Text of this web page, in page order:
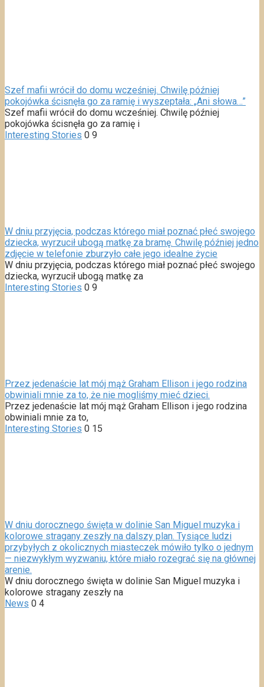
Szef mafii wrócił do domu wcześniej. Chwilę później
pokojówka ścisnęła go za ramię i wyszeptała: „Ani słowa…”
Szef mafii wrócił do domu wcześniej. Chwilę później
pokojówka ścisnęła go za ramię i
Interesting Stories 0 9
W dniu przyjęcia, podczas którego miał poznać płeć swojego
dziecka, wyrzucił ubogą matkę za bramę. Chwilę później jedno
zdjęcie w telefonie zburzyło całe jego idealne życie
W dniu przyjęcia, podczas którego miał poznać płeć swojego
dziecka, wyrzucił ubogą matkę za
Interesting Stories 0 9
Przez jedenaście lat mój mąż Graham Ellison i jego rodzina
obwiniali mnie za to, że nie mogliśmy mieć dzieci.
Przez jedenaście lat mój mąż Graham Ellison i jego rodzina
obwiniali mnie za to,
Interesting Stories 0 15
W dniu dorocznego święta w dolinie San Miguel muzyka i
kolorowe stragany zeszły na dalszy plan. Tysiące ludzi
przybyłych z okolicznych miasteczek mówiło tylko o jednym
— niezwykłym wyzwaniu, które miało rozegrać się na głównej
arenie.
W dniu dorocznego święta w dolinie San Miguel muzyka i
kolorowe stragany zeszły na
News 0 4